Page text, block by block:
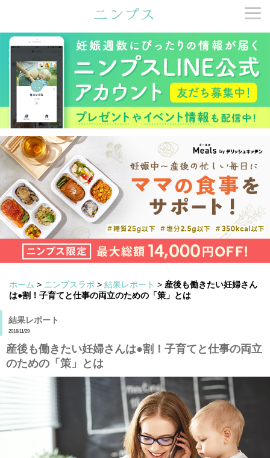
ホーム > ニンプスラボ > 結果レポート > 産後も働きたい妊婦さん
は●割！子育てと仕事の両立のための「策」とは
結果レポート
2018/11/29
産後も働きたい妊婦さんは●割！子育てと仕事の両立
のための「策」とは